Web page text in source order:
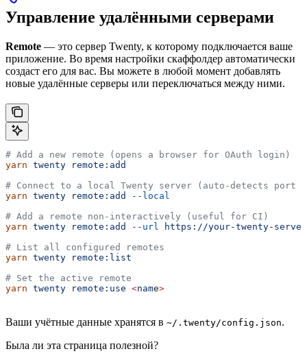
Управление удалёнными серверами
Remote — это сервер Twenty, к которому подключается ваше
приложение. Во время настройки скаффолдер автоматически
создаст его для вас. Вы можете в любой момент добавлять
новые удалённые серверы или переключаться между ними.
# Add a new remote (opens a browser for OAuth login)
yarn twenty remote:add
# Connect to a local Twenty server (auto-detects port
yarn twenty remote:add
--local
# Add a remote non-interactively (useful for CI)
yarn twenty remote:add --url https://your-twenty-
# List all configured remotes
yarn twenty remote:list
# Set the active remote
yarn twenty remote:use <name>
Ваши учётные данные хранятся в ~/.twenty/config.json.
Была ли эта страница полезной?